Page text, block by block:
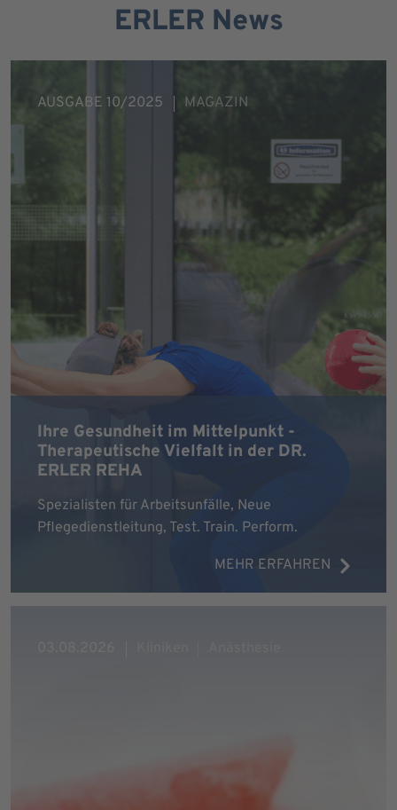
ERLER News
Ihre Gesundheit im Mittelpunkt -
Therapeutische Vielfalt in der DR.
ERLER REHA
Spezialisten für Arbeitsunfälle, Neue
Pflegedienstleitung, Test. Train. Perform.
MEHR ERFAHREN
AUSGABE 10/2025 MAGAZIN